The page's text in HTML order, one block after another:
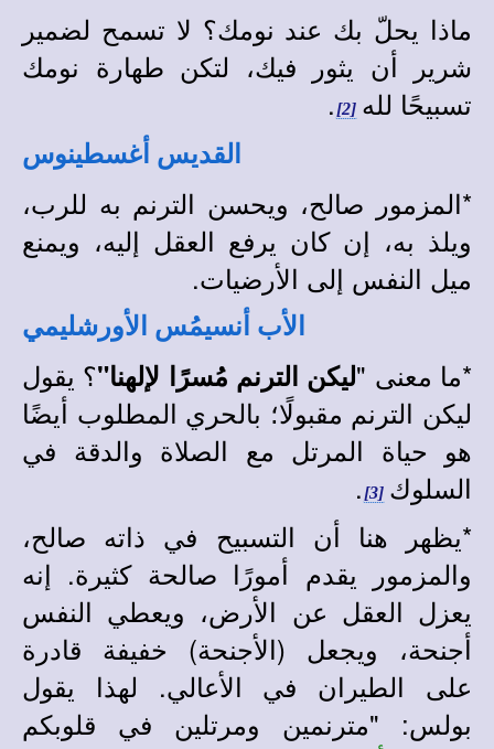
ماذا يحلّ بك عند نومك؟ لا تسمح لضمير
شرير أن يثور فيك، لتكن طهارة نومك
تسبيحًا لله [2]
.
القديس أغسطينوس
*المزمور صالح، ويحسن الترنم به للرب،
ويلذ به، إن كان يرفع العقل إليه، ويمنع
ميل النفس إلى الأرضيات.
الأب أنسيمُس الأورشليمي
*ما معنى "ليكن الترنم مُسرًا لإلهنا"؟ يقول
ليكن الترنم مقبولًا؛ بالحري المطلوب أيضًا
هو حياة المرتل مع الصلاة والدقة في
السلوك [3]
.
*يظهر هنا أن التسبيح في ذاته صالح،
والمزمور يقدم أمورًا صالحة كثيرة. إنه
يعزل العقل عن الأرض، ويعطي النفس
أجنحة، ويجعل (الأجنحة) خفيفة قادرة
على الطيران في الأعالي. لهذا يقول
بولس: "مترنمين ومرتلين في قلوبكم